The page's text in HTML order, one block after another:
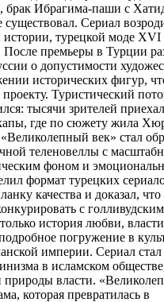
Ибрагима-паши с
существовал. Сериал
истории, турецкой моде XVI
После премьеры в Турции
о допустимости
исторических фигур,
Туристический
тысячи зрителей
где по сюжету жила
век» стал
теленовеллы с
фоном и
формат турецких
качества и доказал,
с
история любви,
погружение в
империи. Сериал
в исламском
власти.
которая превратилась в